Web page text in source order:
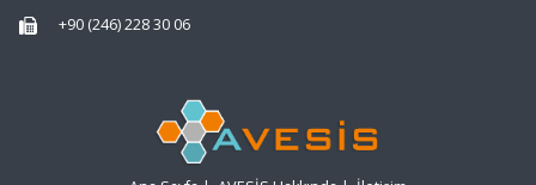
+90 (246) 228 30 06